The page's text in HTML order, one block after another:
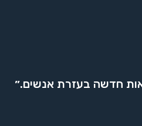
חדשה בעזרת אנשים.״